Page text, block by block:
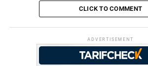
CLICK TO COMMENT
ADVERTISEMENT